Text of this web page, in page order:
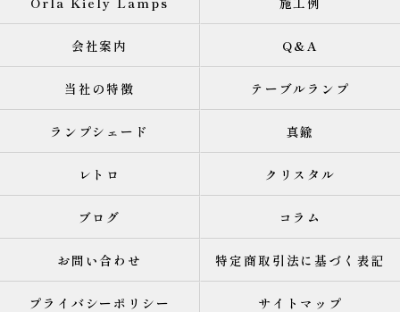
会社案内 Q&A
当社の特徴 テーブルランプ
ランプシェード 真鍮
レトロ クリスタル
ブログ コラム
お問い合わせ 特定商取引法に基づく表記
プライバシーポリシー サイトマップ